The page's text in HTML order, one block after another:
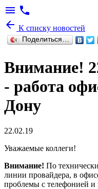
menu phone
arrow_back К списку новостей
Поделиться…
Внимание!
- работа
Дону
22.02.19
Уважаемые коллеги!
Внимание! По
линии провайдера, в
проблемы с телефонией и